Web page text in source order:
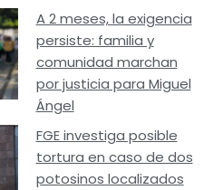
A 2 meses, la exigencia
persiste: familia y
comunidad marchan
por justicia para Miguel
Ángel
FGE investiga posible
tortura en caso de dos
potosinos localizados